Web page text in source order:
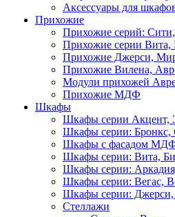
Аксессуары для
Прихожие
Прихожие серий:
Прихожие серии Вита,
Прихожие Джерси,
Прихожие Вилена,
Модули прихожей
Прихожие МДФ
Шкафы
Шкафы серии Акцент,
Шкафы серии: Бронкс,
Шкафы с фасадом
Шкафы серии: Вита,
Шкафы серии:
Шкафы серии: Вегас,
Шкафы серии:
Стеллажи